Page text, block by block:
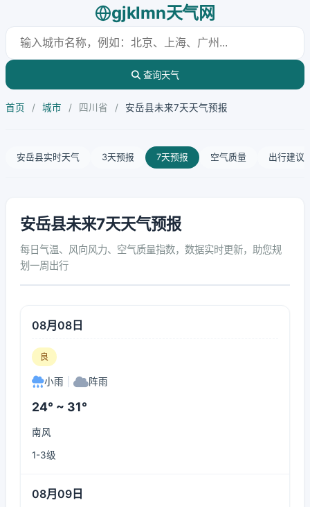
gjklmn天气网
查询天气
首页 / 城市 / 四川省 / 安岳县未来7天天气预报
安岳县实时天气 3天预报 7天预报 空气质量 出行建议
安岳县未来7天天气预报
每日气温、风向风力、空气质量指数，数据实时更新，助您规
划一周出行
08月08日
良
小雨 阵雨
24° ~ 31°
南风
1-3级
08月09日